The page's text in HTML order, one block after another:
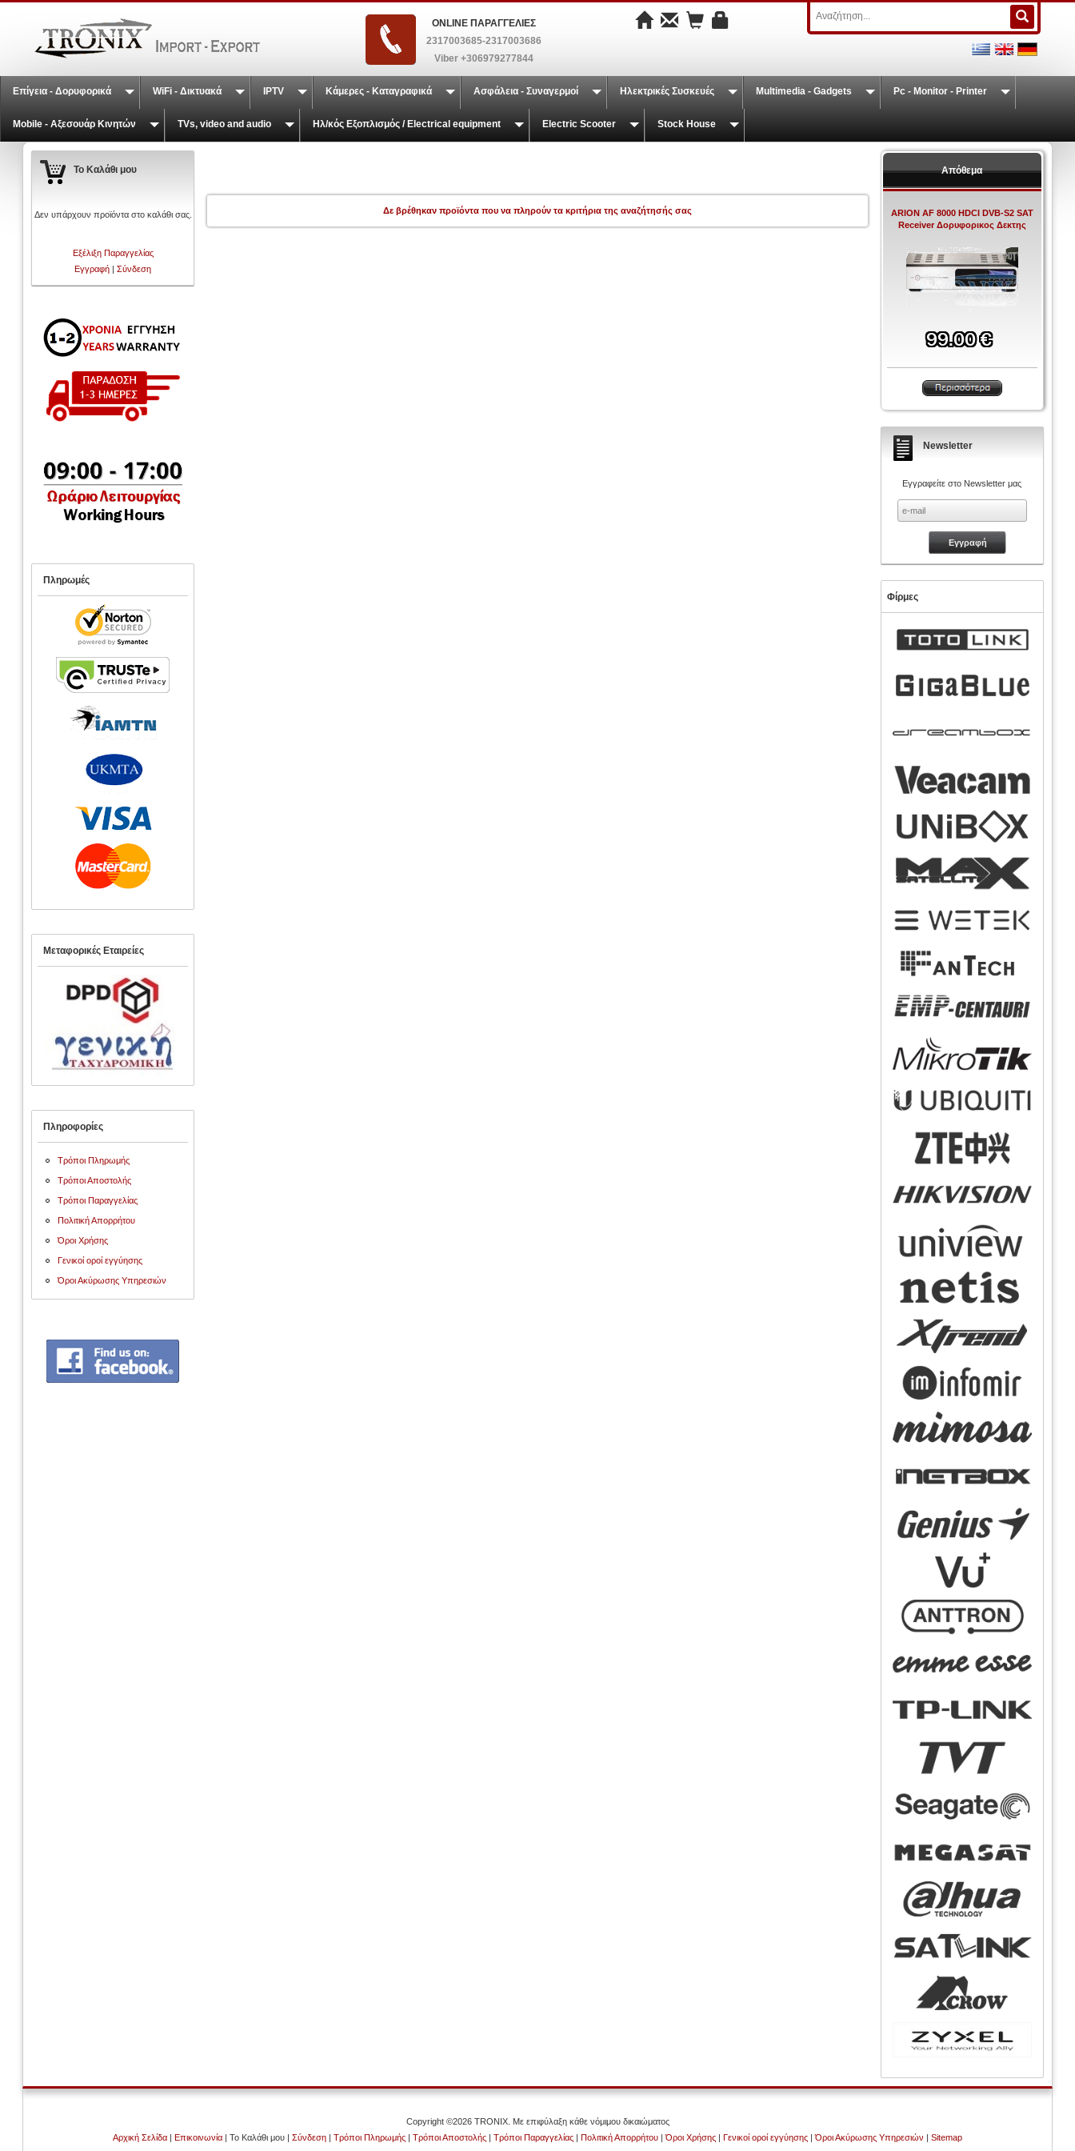
ONLINE ΠΑΡΑΓΓΕΛΙΕΣ
2317003685-2317003686
Viber +306979277844
Επίγεια - Δορυφορικά WiFi - Δικτυακά IPTV Κάμερες - Καταγραφικά Ασφάλεια - Συναγερμοί Ηλεκτρικές Συσκευές Multimedia - Gadgets Pc - Monitor - Printer
Mobile - Αξεσουάρ Κινητών TVs, video and audio Ηλ/κός Εξοπλισμός / Electrical equipment Electric Scooter Stock House
Το Καλάθι μου
Δεν υπάρχουν προϊόντα στο καλάθι σας.
Εξέλιξη Παραγγελίας
Εγγραφή |Σύνδεση
Πληρωμές
Μεταφορικές Εταιρείες
Πληροφορίες
Τρόποι Πληρωμής
Τρόποι Αποστολής
Τρόποι Παραγγελίας
Πολιτική Απορρήτου
Όροι Χρήσης
Γενικοί οροί εγγύησης
Όροι Ακύρωσης Υπηρεσιών
Δε βρέθηκαν προϊόντα που να πληρούν τα κριτήρια της αναζήτησής σας
Απόθεμα
ARION AF 8000 HDCI DVB-S2 SAT
Receiver Δορυφορικος Δεκτης
Newsletter
Εγγραφείτε στο Newsletter μας
Φίρμες
Copyright ©2026 TRONIX. Με επιφύλαξη κάθε νόμιμου δικαιώματος
Αρχική Σελίδα | Επικοινωνία | Το Καλάθι μου | Σύνδεση | Τρόποι Πληρωμής | Τρόποι Αποστολής | Τρόποι Παραγγελίας | Πολιτική Απορρήτου |Όροι Χρήσης | Γενικοί οροί εγγύησης |Όροι Ακύρωσης Υπηρεσιών | Sitemap